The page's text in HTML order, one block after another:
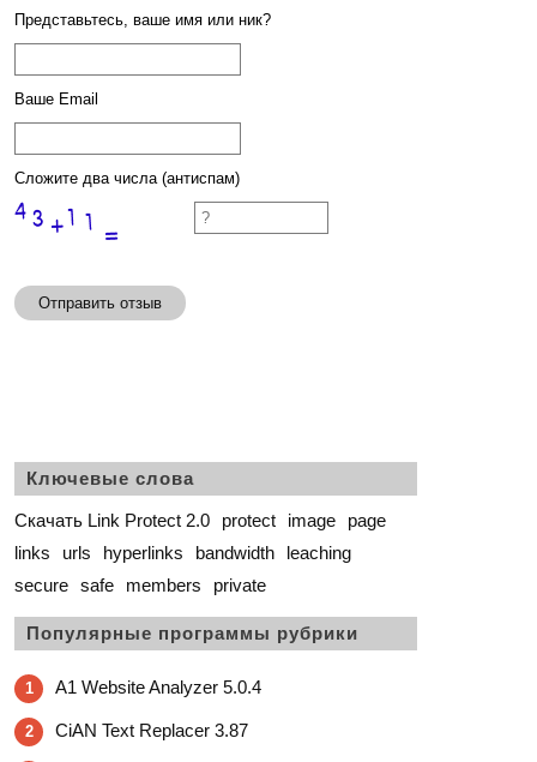
Представьтесь, ваше имя или ник?
Ваше Email
Сложите два числа (антиспам)
Отправить отзыв
Ключевые слова
Скачать Link Protect 2.0 protect image
page
links
urls hyperlinks bandwidth
leaching
secure safe members private
Популярные программы рубрики
1 A1 Website Analyzer 5.0.4
2 CiAN Text Replacer 3.87